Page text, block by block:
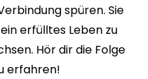
spüren. Sie
erfülltes Leben zu
Hör dir die Folge
erfahren!